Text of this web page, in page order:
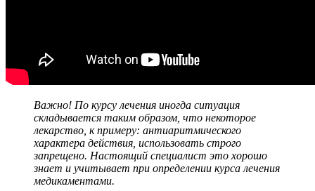
Важно! По курсу лечения иногда ситуация
складывается таким образом, что некоторое
лекарство, к примеру: антиаритмического
характера действия, использовать строго
запрещено. Настоящий специалист это хорошо
знает и учитывает при определении курса лечения
медикаментами.